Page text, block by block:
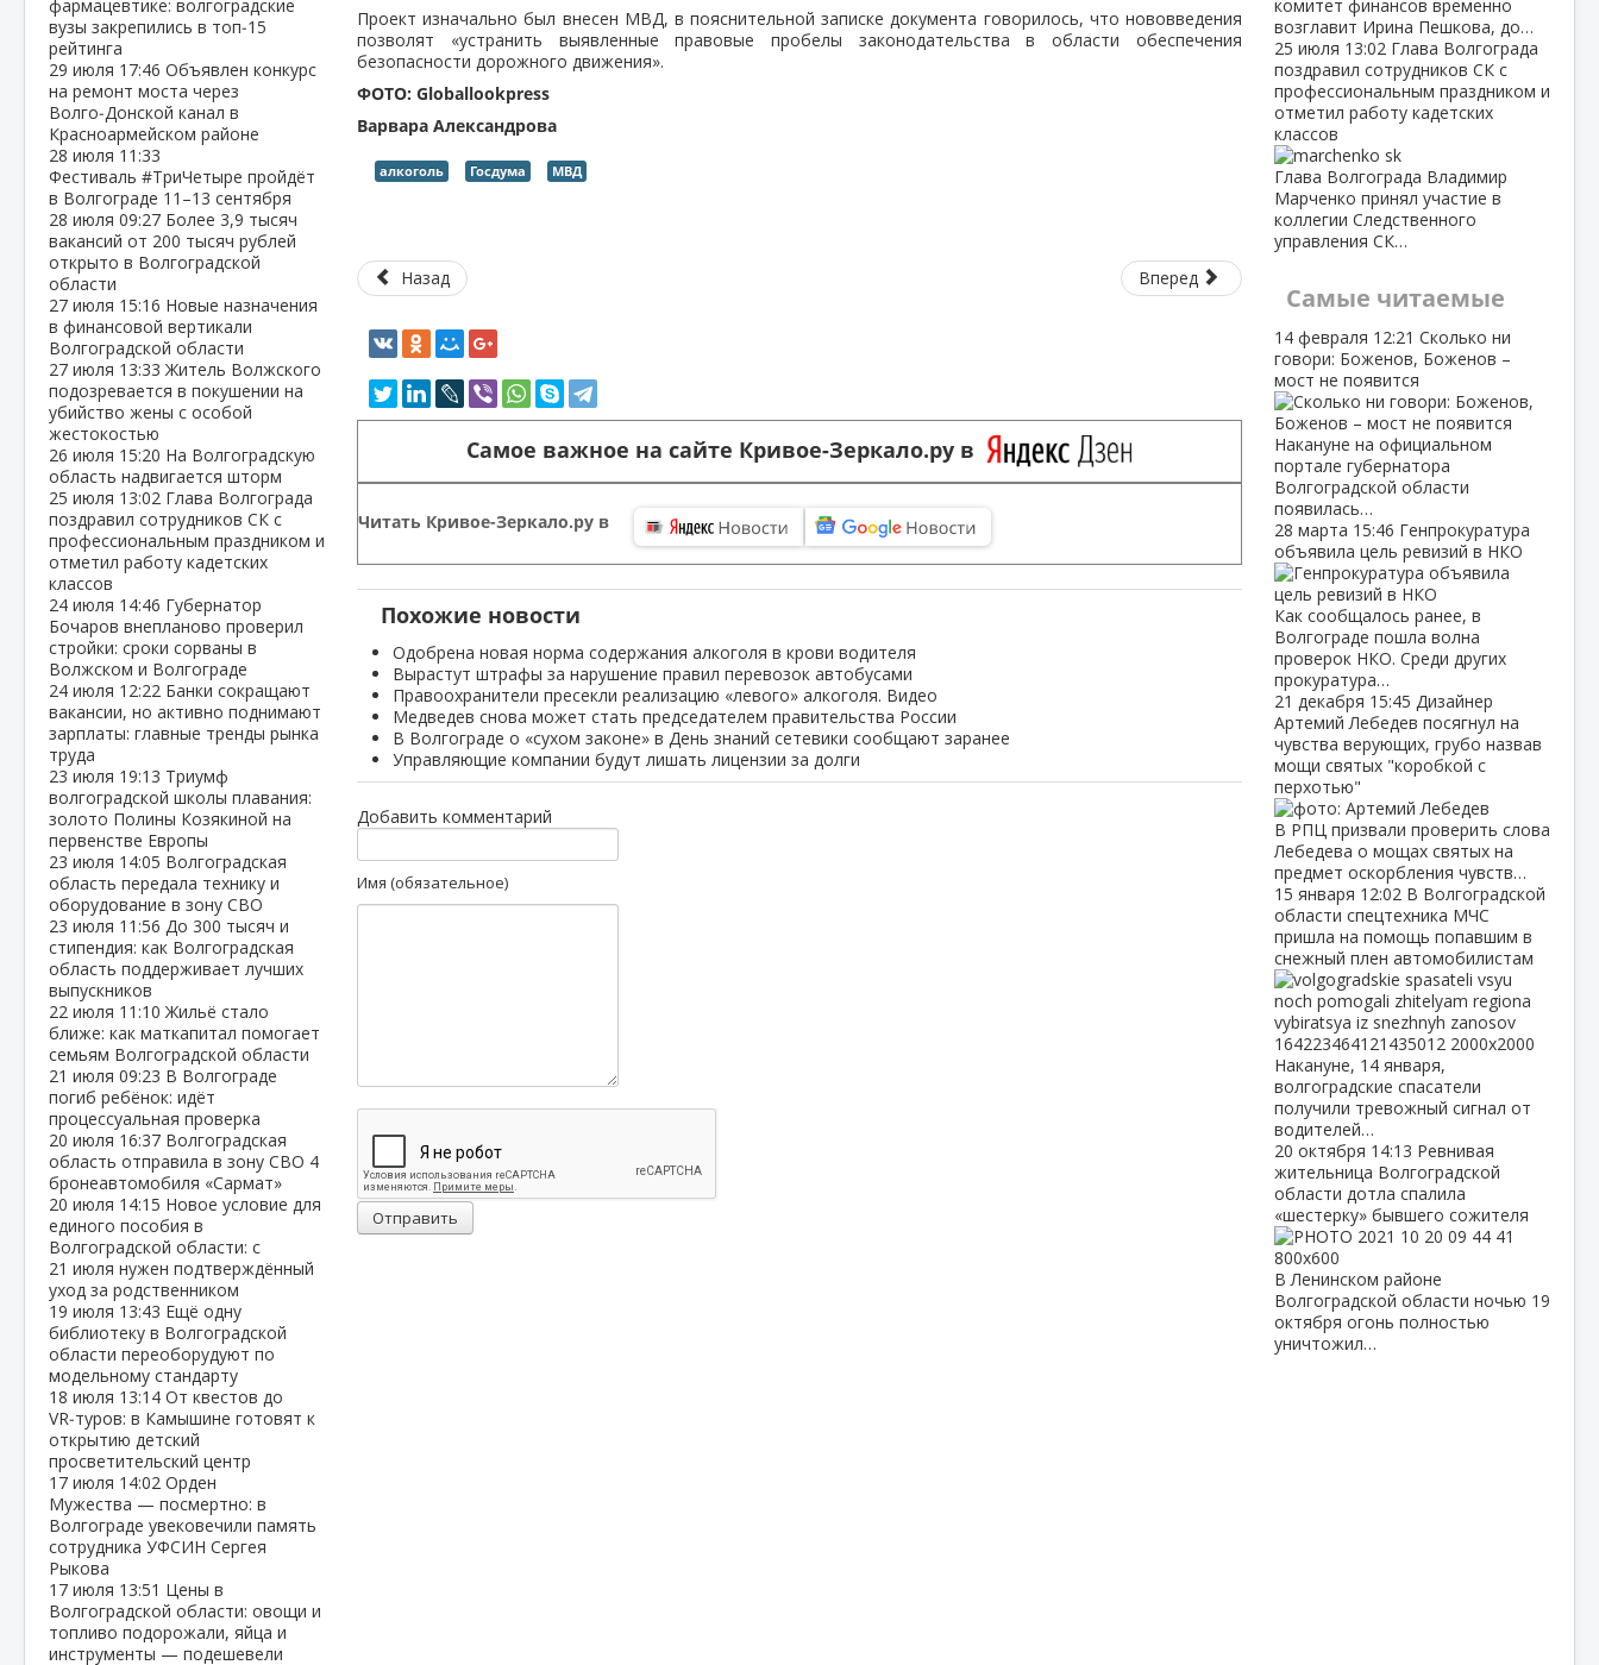
фармацевтике: волгоградские
вузы закрепились в топ‑15
рейтинга
29 июля 17:46 Объявлен конкурс
на ремонт моста через
Волго‑Донской канал в
Красноармейском районе
28 июля 11:33
Фестиваль #ТриЧетыре пройдёт
в Волгограде 11–13 сентября
28 июля 09:27 Более 3,9 тысяч
вакансий от 200 тысяч рублей
открыто в Волгоградской
области
27 июля 15:16 Новые назначения
в финансовой вертикали
Волгоградской области
27 июля 13:33Житель Волжского
подозревается в покушении на
убийство жены с особой
жестокостью
26 июля 15:20 На Волгоградскую
область надвигается шторм
25 июля 13:02 Глава Волгограда
поздравил сотрудников СК с
профессиональным праздником и
отметил работу кадетских
классов
24 июля 14:46 Губернатор
Бочаров внепланово проверил
стройки: сроки сорваны в
Волжском и Волгограде
24 июля 12:22 Банки сокращают
вакансии, но активно поднимают
зарплаты: главные тренды рынка
труда
23 июля 19:13 Триумф
волгоградской школы плавания:
золото Полины Козякиной на
первенстве Европы
23 июля 14:05 Волгоградская
область передала технику и
оборудование в зону СВО
23 июля 11:56 До 300 тысяч и
стипендия: как Волгоградская
область поддерживает лучших
выпускников
22 июля 11:10Жильё стало
ближе: как маткапитал помогает
семьям Волгоградской области
21 июля 09:23 В Волгограде
погиб ребёнок: идёт
процессуальная проверка
20 июля 16:37 Волгоградская
область отправила в зону СВО 4
бронеавтомобиля «Сармат»
20 июля 14:15 Новое условие для
единого пособия в
Волгоградской области: с
21 июля нужен подтверждённый
уход за родственником
19 июля 13:43 Ещё одну
библиотеку в Волгоградской
области переоборудуют по
модельному стандарту
18 июля 13:14 От квестов до
VR‑туров: в Камышине готовят к
открытию детский
просветительский центр
17 июля 14:02 Орден
Мужества — посмертно: в
Волгограде увековечили память
сотрудника УФСИН Сергея
Рыкова
17 июля 13:51 Цены в
Волгоградской области: овощи и
топливо подорожали, яйца и
инструменты — подешевели
Проект изначально был внесен МВД, в пояснительной записке документа говорилось, что нововведения
позволят «устранить выявленные правовые пробелы законодательства в области обеспечения
безопасности дорожного движения».
ФОТО: Globallookpress
Варвара Александрова
алкоголь Госдума МВД
Назад Вперед
Самое важное на сайте Кривое-Зеркало.ру в
Читать Кривое-Зеркало.ру в
Похожие новости
Одобрена новая норма содержания алкоголя в крови водителя
Вырастут штрафы за нарушение правил перевозок автобусами
Правоохранители пресекли реализацию «левого» алкоголя. Видео
Медведев снова может стать председателем правительства России
В Волгограде о «сухом законе» в День знаний сетевики сообщают заранее
Управляющие компании будут лишать лицензии за долги
Добавить комментарий
Имя (обязательное)
Отправить
комитет финансов временно
возглавит Ирина Пешкова, до…
25 июля 13:02 Глава Волгограда
поздравил сотрудников СК с
профессиональным праздником и
отметил работу кадетских
классов
Глава Волгограда Владимир
Марченко принял участие в
коллегии Следственного
управления СК…
Самые читаемые
14 февраля 12:21 Сколько ни
говори: Боженов, Боженов –
мост не появится
Накануне на официальном
портале губернатора
Волгоградской области
появилась…
28 марта 15:46 Генпрокуратура
объявила цель ревизий в НКО
Как сообщалось ранее, в
Волгограде пошла волна
проверок НКО. Среди других
прокуратура…
21 декабря 15:45 Дизайнер
Артемий Лебедев посягнул на
чувства верующих, грубо назвав
мощи святых "коробкой с
перхотью"
В РПЦ призвали проверить слова
Лебедева о мощах святых на
предмет оскорбления чувств…
15 января 12:02 В Волгоградской
области спецтехника МЧС
пришла на помощь попавшим в
снежный плен автомобилистам
Накануне, 14 января,
волгоградские спасатели
получили тревожный сигнал от
водителей…
20 октября 14:13 Ревнивая
жительница Волгоградской
области дотла спалила
«шестерку» бывшего сожителя
В Ленинском районе
Волгоградской области ночью 19
октября огонь полностью
уничтожил…